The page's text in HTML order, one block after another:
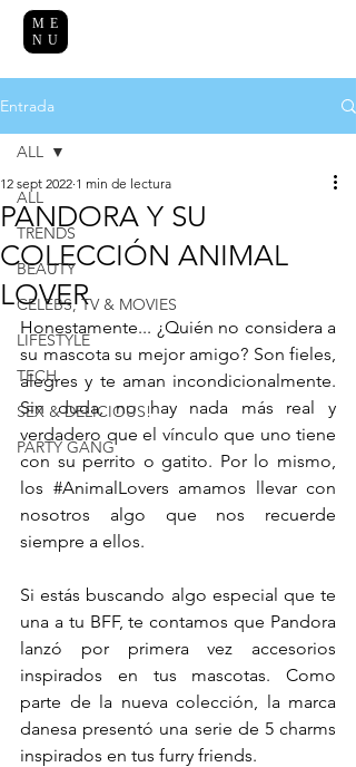
ME
NU
Entrada
ALL
TRENDS
BEAUTY
CELEBS, TV & MOVIES
LIFESTYLE
TECH
SEX & DELICIOUS!
PARTY GANG
ALL
PANDORA Y SU
COLECCIÓN ANIMAL
LOVER
12 sept 2022 1 min de lectura
Honestamente... ¿Quién no considera a
su mascota su mejor amigo? Son fieles,
alegres y te aman incondicionalmente.
Sin duda, no hay nada más real y
verdadero que el vínculo que uno tiene
con su perrito o gatito. Por lo mismo,
los #AnimalLovers amamos llevar con
nosotros algo que nos recuerde
siempre a ellos.
Si estás buscando algo especial que te
una a tu BFF, te contamos que Pandora
lanzó por primera vez accesorios
inspirados en tus mascotas. Como
parte de la nueva colección, la marca
danesa presentó una serie de 5 charms
inspirados en tus furry friends.